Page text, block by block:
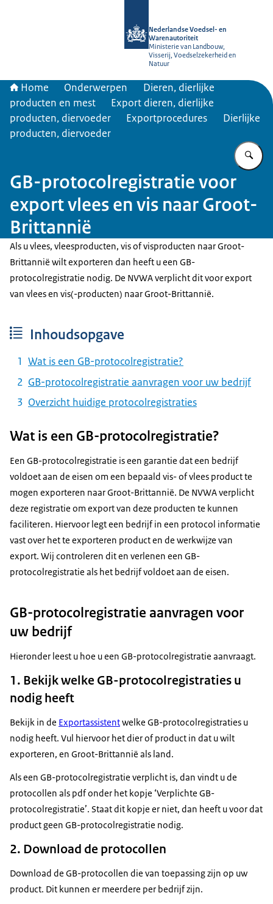
Nederlandse Voedsel- en
Warenautoriteit
Ministerie van Landbouw,
Visserij, Voedselzekerheid en
Natuur
Home Onderwerpen
Dieren, dierlijke
producten en mest
Export dieren, dierlijke
producten, diervoeder
Exportprocedures
Dierlijke
producten, diervoeder
GB-protocolregistratie voor
export vlees en vis naar Groot-
Brittannië
Als u vlees, vleesproducten, vis of visproducten naar Groot-
Brittannië wilt exporteren dan heeft u een GB-
protocolregistratie nodig. De NVWA verplicht dit voor export
van vlees en vis(-producten) naar Groot-Brittannië.
Inhoudsopgave
Wat is een GB-protocolregistratie?
GB-protocolregistratie aanvragen voor uw bedrijf
Overzicht huidige protocolregistraties
Wat is een GB-protocolregistratie?
Een GB-protocolregistratie is een garantie dat een bedrijf
voldoet aan de eisen om een bepaald vis- of vlees product te
mogen exporteren naar Groot-Brittannië. De NVWA verplicht
deze registratie om export van deze producten te kunnen
faciliteren. Hiervoor legt een bedrijf in een protocol informatie
vast over het te exporteren product en de werkwijze van
export. Wij controleren dit en verlenen een GB-
protocolregistratie als het bedrijf voldoet aan de eisen.
GB-protocolregistratie aanvragen voor
uw bedrijf
Hieronder leest u hoe u een GB-protocolregistratie aanvraagt.
1. Bekijk welke GB-protocolregistraties u
nodig heeft
Bekijk in de Exportassistentwelke GB-protocolregistraties u
nodig heeft. Vul hiervoor het dier of product in dat u wilt
exporteren, en Groot-Brittannië als land.
Als een GB-protocolregistratie verplicht is, dan vindt u de
protocollen als pdf onder het kopje ‘Verplichte GB-
protocolregistratie’. Staat dit kopje er niet, dan heeft u voor dat
product geen GB-protocolregistratie nodig.
2. Download de protocollen
Download de GB-protocollen die van toepassing zijn op uw
product. Dit kunnen er meerdere per bedrijf zijn.